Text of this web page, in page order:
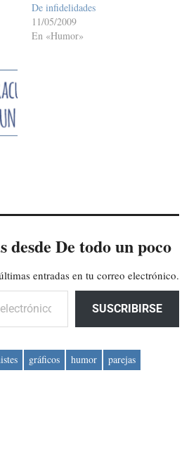
De infidelidades
11/05/2009
En «Humor»
desde De todo un poco
entradas en tu correo electrónico.
SUSCRIBIRSE
gráficos humor parejas